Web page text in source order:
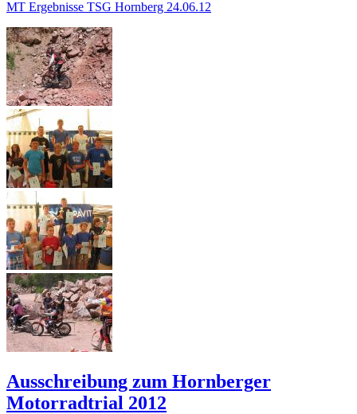
MT Ergebnisse TSG Hornberg 24.06.12
Ausschreibung zum Hornberger
Motorradtrial 2012